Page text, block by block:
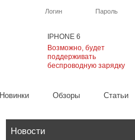
IPHONE 6
Возможно, будет
поддерживать
беспроводную зарядку
Логин Пароль
Новинки Обзоры Cтатьи
Новости